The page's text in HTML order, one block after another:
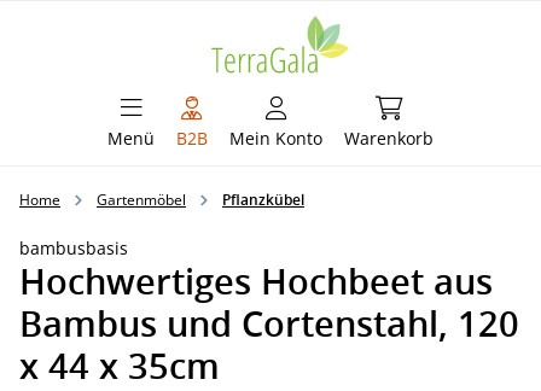
Menü B2B Mein Konto Warenkorb
Warenkorb
Home Gartenmöbel Pflanzkübel
bambusbasis
Hochwertiges Hochbeet aus
Bambus und Cortenstahl, 120
x 44 x 35cm